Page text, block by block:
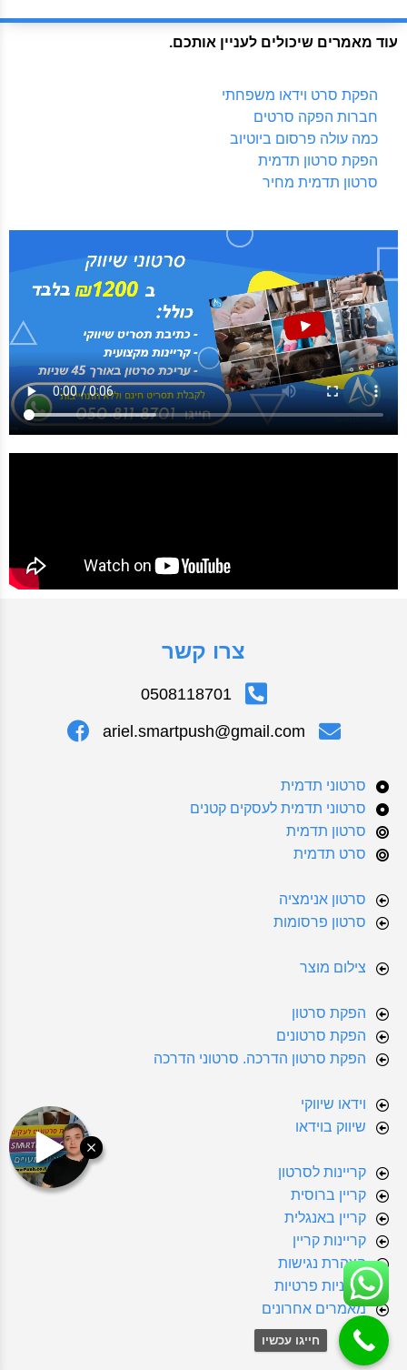
עוד מאמרים שיכולים לעניין אותכם.
הפקת סרט וידאו משפחתי
חברות הפקה סרטים
כמה עולה פרסום ביוטיוב
הפקת סרטון תדמית
סרטון תדמית מחיר
צרו קשר
0508118701
ariel.smartpush@gmail.com
סרטוני תדמית
סרטוני תדמית לעסקים קטנים
סרטון תדמית
סרט תדמית
סרטון אנימציה
סרטון פרסומות
צילום מוצר
הפקת סרטון
הפקת סרטונים
הפקת סרטון הדרכה. סרטוני הדרכה
וידאו שיווקי
שיווק בוידאו
קריינות לסרטון
קריין ברוסית
קריין באנגלית
קריינות קריין
הצהרת נגישות
מדיניות פרטיות
מאמרים אחרונים
חייגו עכשיו